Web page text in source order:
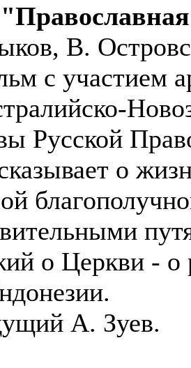
В.
с участием
Русской
о
о Церкви - о
А. Зуев.